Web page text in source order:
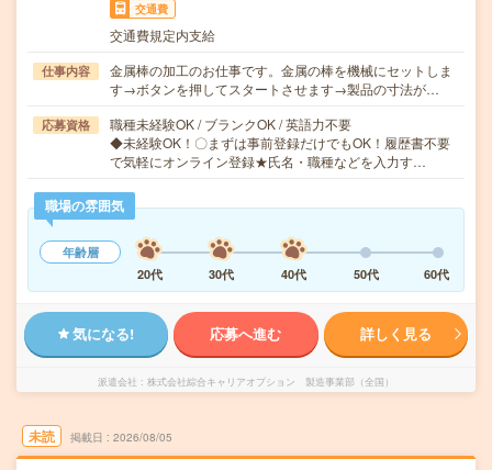
交通費
交通費規定内支給
仕事内容
金属棒の加工のお仕事です。金属の棒を機械にセットしま
す→ボタンを押してスタートさせます→製品の寸法が…
応募資格
職種未経験OK / ブランクOK / 英語力不要
◆未経験OK！〇まずは事前登録だけでもOK！履歴書不要
で気軽にオンライン登録★氏名・職種などを入力す…
職場の雰囲気
年齢層
20代
30代 40代 50代 60代
気になる! 応募へ進む 詳しく見る
派遣会社 株式会社綜合キャリアオプション 製造事業部（全国）
未読 掲載日 2026/08/05